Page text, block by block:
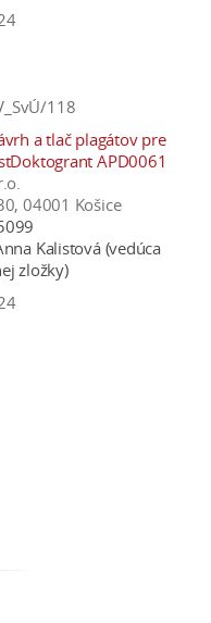
118
a tlač plagátov pre
APD0061
04001 Košice
Kalistová (vedúca
zložky)